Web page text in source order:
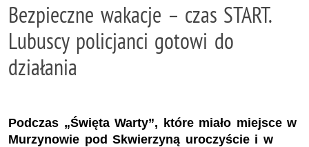
Bezpieczne wakacje – czas START.
Lubuscy policjanci gotowi do
działania
Podczas „Święta Warty”, które miało miejsce w
Murzynowie pod Skwierzyną uroczyście i w